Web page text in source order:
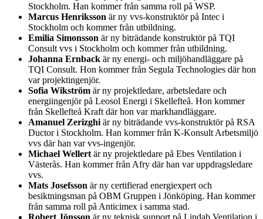
Stockholm. Han kommer från samma roll på WSP.
Marcus Henriksson är ny vvs-konstruktör på Intec i
Stockholm och kommer från utbildning.
Emilia Simonsson är ny biträdande konstruktör på TQI
Consult vvs i Stockholm och kommer från utbildning.
Johanna Ernback är ny energi- och miljöhandläggare på
TQI Consult. Hon kommer från Segula Technologies där hon
var projektingenjör.
Sofia Wikström är ny projektledare, arbetsledare och
energiingenjör på Leosol Energi i Skellefteå. Hon kommer
från Skellefteå Kraft där hon var markhandläggare.
Amanuel Zerizghiär ny biträdande vvs-konstruktör på RSA
Ductor i Stockholm. Han kommer från K-Konsult Arbetsmiljö
vvs där han var vvs-ingenjör.
Michael Wellertär ny projektledare på Ebes Ventilation i
Västerås. Han kommer från Afry där han var uppdragsledare
vvs.
Mats Josefsson är ny certifierad energiexpert och
besiktningsman på OBM Gruppen i Jönköping. Han kommer
från samma roll på Anticimex i samma stad.